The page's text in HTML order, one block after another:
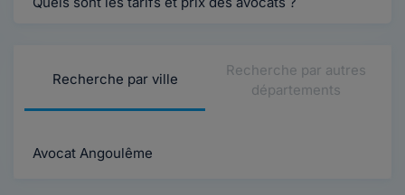
Recherche par ville
Recherche par autres
départements
Avocat Angoulême